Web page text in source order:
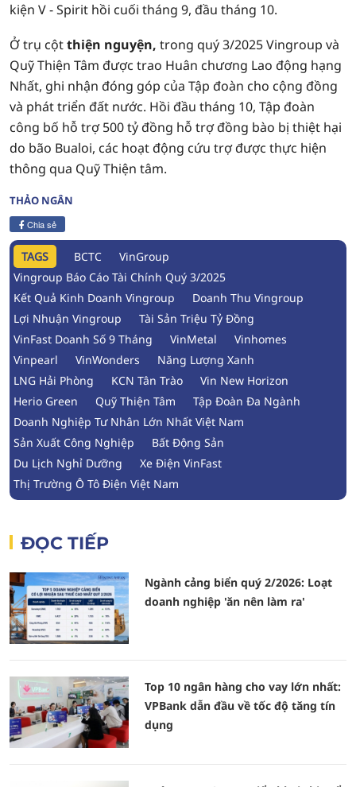
kiện V - Spirit hồi cuối tháng 9, đầu tháng 10.
Ở trụ cộtthiện nguyện, trong quý 3/2025 Vingroup và
Quỹ Thiện Tâm được trao Huân chương Lao động hạng
Nhất, ghi nhận đóng góp của Tập đoàn cho cộng đồng
và phát triển đất nước. Hồi đầu tháng 10, Tập đoàn
công bố hỗ trợ 500 tỷ đồng hỗ trợ đồng bào bị thiệt hại
do bão Bualoi, các hoạt động cứu trợ được thực hiện
thông qua Quỹ Thiện tâm.
THẢO NGÂN
Chia sẻ
TAGS BCTC
VinGroup
Vingroup Báo Cáo Tài Chính Quý 3/2025
Kết Quả Kinh Doanh Vingroup
Doanh Thu Vingroup
Lợi Nhuận Vingroup
Tài Sản Triệu Tỷ Đồng
VinFast Doanh Số 9 Tháng
VinMetal
Vinhomes
Vinpearl
VinWonders
Năng Lượng Xanh
LNG Hải Phòng
KCN Tân Trào
Vin New Horizon
Herio Green
Quỹ Thiện Tâm
Tập Đoàn Đa Ngành
Doanh Nghiệp Tư Nhân Lớn Nhất Việt Nam
Sản Xuất Công Nghiệp
Bất Động Sản
Du Lịch Nghỉ Dưỡng
Xe Điện VinFast
Thị Trường Ô Tô Điện Việt Nam
ĐỌC TIẾP
Ngành cảng biển quý 2/2026: Loạt
doanh nghiệp 'ăn nên làm ra'
Top 10 ngân hàng cho vay lớn nhất:
VPBank dẫn đầu về tốc độ tăng tín
dụng